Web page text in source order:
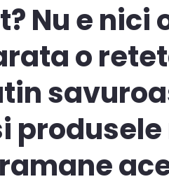
Nu e nici
o